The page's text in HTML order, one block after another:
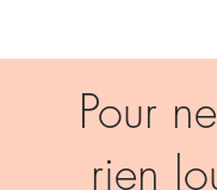
Pour
rien